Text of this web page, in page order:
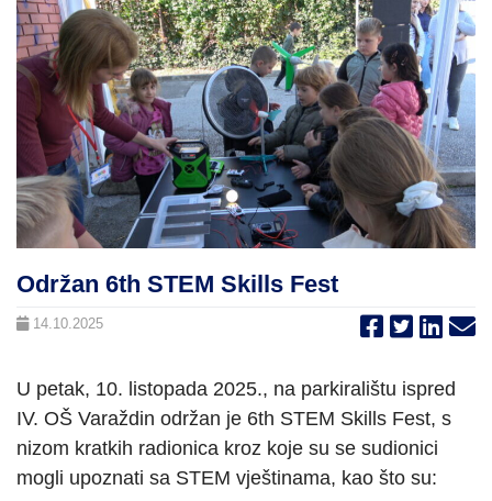
Održan 6th STEM Skills Fest
14.10.2025
U petak, 10. listopada 2025., na parkiralištu ispred
IV. OŠ Varaždin održan je 6th STEM Skills Fest, s
nizom kratkih radionica kroz koje su se sudionici
mogli upoznati sa STEM vještinama, kao što su: